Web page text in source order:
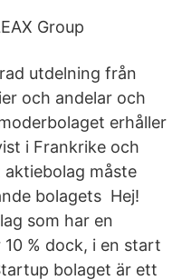
Group
utdelning från
och andelar och
erhåller
i Frankrike och
måste
bolagets Hej!
som har en
% dock, i en start
bolaget är ett